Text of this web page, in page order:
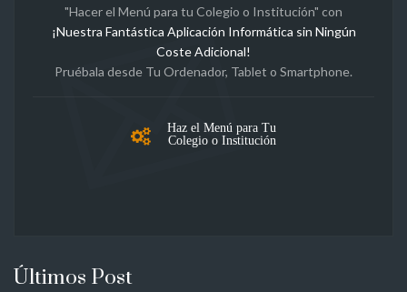
"Hacer el Menú para tu Colegio o Institución" con
¡Nuestra Fantástica Aplicación Informática sin Ningún
Coste Adicional!
Pruébala desde Tu Ordenador, Tablet o Smartphone.
Haz el Menú para Tu
Colegio o Institución
Últimos Post